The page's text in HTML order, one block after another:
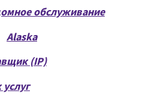
обслуживание
Alaska
(IP)